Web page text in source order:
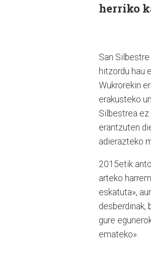
herriko
San
hitzordu hau
Wukrorekin
erakusteko
Silbestrea ez
erantzuten
adierazteko
2015etik
arteko
eskatuta»,
desberdinak,
gure
emateko».